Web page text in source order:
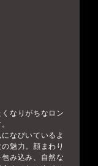
なりがちなロン
なびいているよ
魅力。顔まわり
み込み、自然な